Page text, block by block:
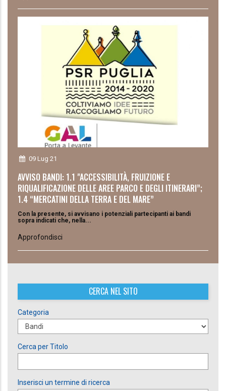
09 Lug 21
AVVISO BANDI: 1.1 "ACCESSIBILITÀ, FRUIZIONE E
RIQUALIFICAZIONE DELLE AREE PARCO E DEGLI ITINERARI”;
1.4 “MERCATINI DELLA TERRA E DEL MARE”
Con la presente, si avvisano i potenziali partecipanti ai bandi
sopra indicati che, nella...
Approfondisci
CERCA NEL SITO
Categoria
Cerca per Titolo
Inserisci un termine di ricerca